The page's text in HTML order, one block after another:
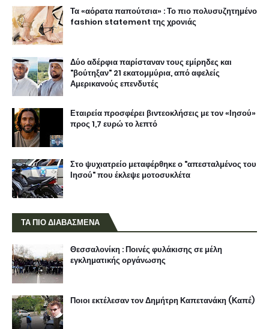
Τα «αόρατα παπούτσια» : Το πιο πολυσυζητημένο
fashion statement της χρονιάς
Δύο αδέρφια παρίσταναν τους εμίρηδες και
"βούτηξαν" 21 εκατομμύρια, από αφελείς
Αμερικανούς επενδυτές
Εταιρεία προσφέρει βιντεοκλήσεις με τον «Ιησού»
προς 1,7 ευρώ το λεπτό
Στο ψυχιατρείο μεταφέρθηκε ο "απεσταλμένος του
Ιησού" που έκλεψε μοτοσυκλέτα
ΤΑ ΠΙΟ ΔΙΑΒΑΣΜΕΝΑ
Θεσσαλονίκη : Ποινές φυλάκισης σε μέλη
εγκληματικής οργάνωσης
Ποιοι εκτέλεσαν τον Δημήτρη Καπετανάκη (Καπέ)